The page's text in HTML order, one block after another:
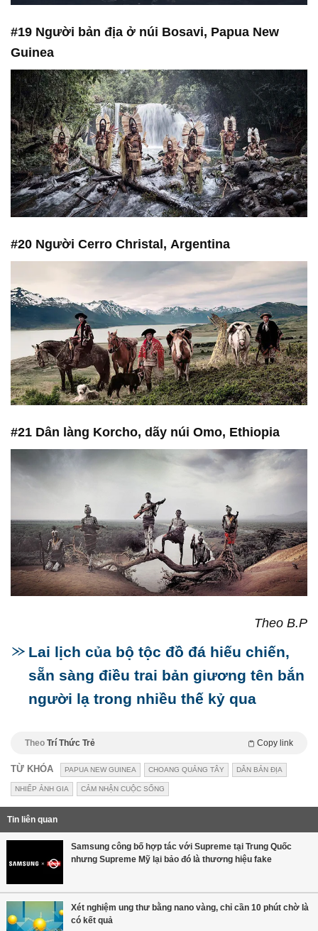
#19 Người bản địa ở núi Bosavi, Papua New
Guinea
#20 Người Cerro Christal, Argentina
#21 Dân làng Korcho, dãy núi Omo, Ethiopia
Theo B.P
Lai lịch của bộ tộc đồ đá hiếu chiến,
sẵn sàng điều trai bản giương tên bắn
người lạ trong nhiều thế kỷ qua
Theo Trí Thức Trẻ Copy link
TỪ KHÓA PAPUA NEW GUINEA CHOANG QUẢNG TÂY DÂN BẢN ĐỊA
NHIẾP ẢNH GIA CẢM NHẬN CUỘC SỐNG
Tin liên quan
Samsung công bố hợp tác với Supreme tại Trung Quốc
nhưng Supreme Mỹ lại bảo đó là thương hiệu fake
Xét nghiệm ung thư bằng nano vàng, chỉ cần 10 phút chờ là
có kết quả